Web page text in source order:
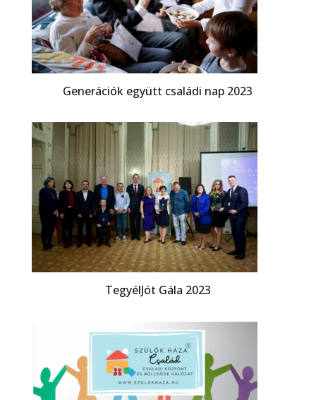
Generációk együtt családi nap 2023
TegyélJót Gála 2023